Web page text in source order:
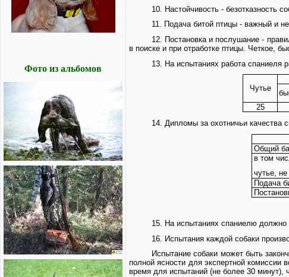
Фото из альбомов
10. Настойчивость - безотказность
11. Подача битой птицы - важный и
12. Постановка и послушание -
в поиске и при отработке птицы. Четкое,
13. На испытаниях работа спаниеля
Чутье
25
14. Дипломы за охотничьи
Общий
в том
чутье,
Подача
15. На испытаниях спаниелю
16. Испытания каждой собаки
Испытание собаки может быть
полной ясности для экспертной комиссии
время для испытаний (не более 30 минут),